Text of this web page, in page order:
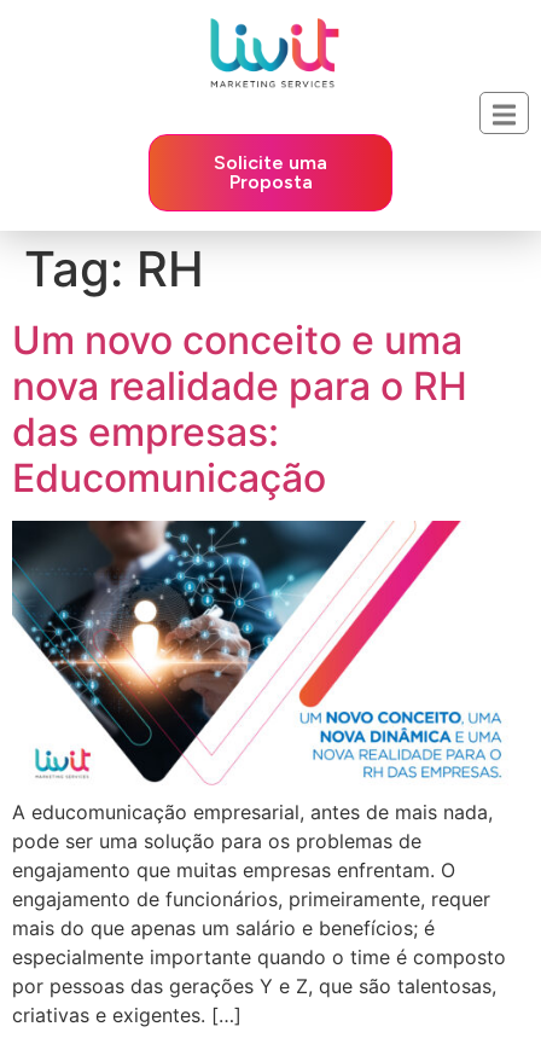
Solicite uma
Proposta
Tag: RH
Um novo conceito e uma
nova realidade para o RH
das empresas:
Educomunicação
A educomunicação empresarial, antes de mais nada,
pode ser uma solução para os problemas de
engajamento que muitas empresas enfrentam. O
engajamento de funcionários, primeiramente, requer
mais do que apenas um salário e benefícios; é
especialmente importante quando o time é composto
por pessoas das gerações Y e Z, que são talentosas,
criativas e exigentes. […]